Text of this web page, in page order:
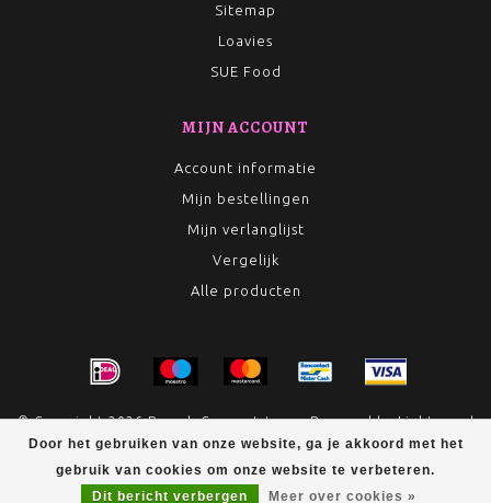
Door het gebruiken van onze website, ga je akkoord met het
gebruik van cookies om onze website te verbeteren.
Dit bericht verbergen
Meer over cookies »
Sitemap
Loavies
SUE Food
MIJN ACCOUNT
Account informatie
Mijn bestellingen
Mijn verlanglijst
Vergelijk
Alle producten
© Copyright 2026 Rumah Conceptstore - Powered byLightspeed
- Theme by Dyvelopment